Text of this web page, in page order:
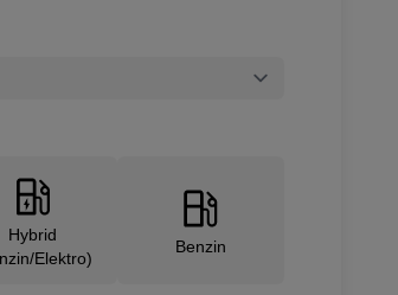
Hybrid
Elektro)
Benzin